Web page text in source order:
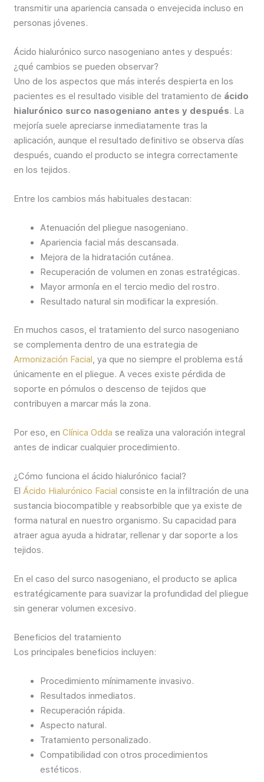
transmitir una apariencia cansada o envejecida incluso en
personas jóvenes.
Ácido hialurónico surco nasogeniano antes y después:
¿qué cambios se pueden observar?
Uno de los aspectos que más interés despierta en los
pacientes es el resultado visible del tratamiento de ácido
hialurónico surco nasogeniano antes y después. La
mejoría suele apreciarse inmediatamente tras la
aplicación, aunque el resultado definitivo se observa días
después, cuando el producto se integra correctamente
en los tejidos.
Entre los cambios más habituales destacan:
Atenuación del pliegue nasogeniano.
Apariencia facial más descansada.
Mejora de la hidratación cutánea.
Recuperación de volumen en zonas estratégicas.
Mayor armonía en el tercio medio del rostro.
Resultado natural sin modificar la expresión.
En muchos casos, el tratamiento del surco nasogeniano
se complementa dentro de una estrategia de
Armonización Facial, ya que no siempre el problema está
únicamente en el pliegue. A veces existe pérdida de
soporte en pómulos o descenso de tejidos que
contribuyen a marcar más la zona.
Por eso, enClínica Odda se realiza una valoración integral
antes de indicar cualquier procedimiento.
¿Cómo funciona el ácido hialurónico facial?
ElÁcido Hialurónico Facial consiste en la infiltración de una
sustancia biocompatible y reabsorbible que ya existe de
forma natural en nuestro organismo. Su capacidad para
atraer agua ayuda a hidratar, rellenar y dar soporte a los
tejidos.
En el caso del surco nasogeniano, el producto se aplica
estratégicamente para suavizar la profundidad del pliegue
sin generar volumen excesivo.
Beneficios del tratamiento
Los principales beneficios incluyen:
Procedimiento mínimamente invasivo.
Resultados inmediatos.
Recuperación rápida.
Aspecto natural.
Tratamiento personalizado.
Compatibilidad con otros procedimientos
estéticos.